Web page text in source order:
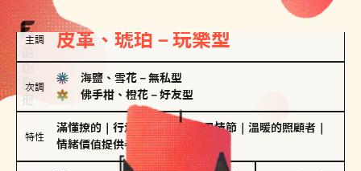
主調 皮革、琥珀－玩樂型
次調
海鹽、雪花 － 無私型
佛手柑、橙花 － 好友型
特性
滿懂撩的 行走的發電機｜ 聖母情節 溫暖的照顧者
情緒價值提供者